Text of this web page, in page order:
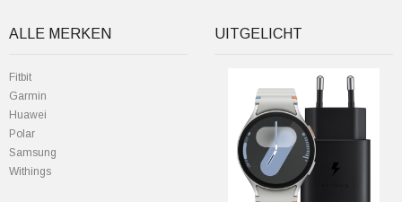
ALLE MERKEN
Fitbit
Garmin
Huawei
Polar
Samsung
Withings
UITGELICHT